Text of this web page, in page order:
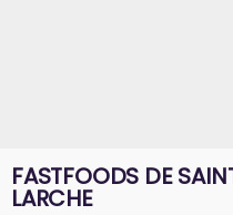
FASTFOODS DE
LARCHE